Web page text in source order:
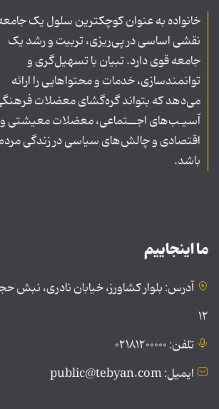
خانواده به عنوان کوچکترین سلول یک
نقشی اساسی در پی‌ریزی، تربیت و رشد یک
جامعه قوی دارد. تبیان با تسهیل‌گری و
توانمندسازی، خدمات و محتواهایی را ارائه
می‌دهد که بتواند گره‌گشای معضلات
آسیـب‌های اجــتماعی، معضلات معیشتی و
اقتصادی و چالش‌های سیاسی در زندگی
باشد.
ما اینجاییم
آدرس: بلوار کشاورز، خیابان نادری،
۱۲
تلفن: ۰۲۱۸۱۲۰۰۰۰۰
ایمیل: public@tebyan.com